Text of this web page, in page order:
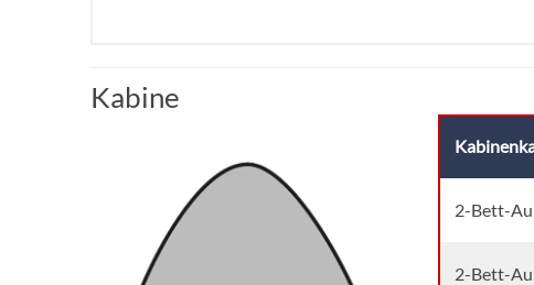
Kabine
2-Bett-
2-Bett-